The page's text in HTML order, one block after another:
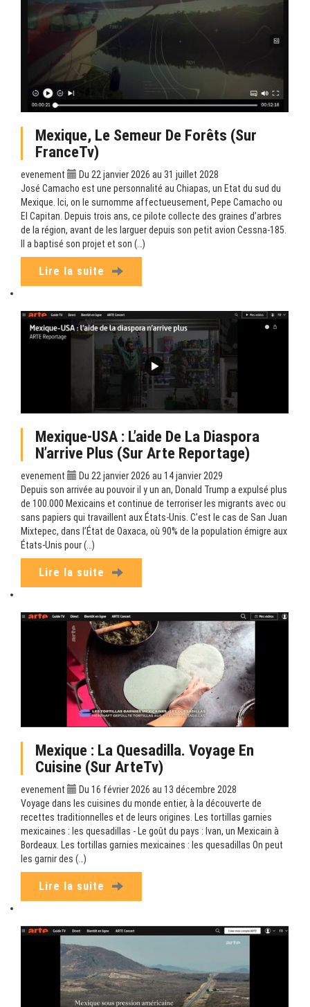
Mexique, Le Semeur De Forêts (sur
FranceTv)
evenement
Du 22 janvier 2026 au 31 juillet 2028
José Camacho est une personnalité au Chiapas, un Etat du sud du
Mexique. Ici, on le surnomme affectueusement, Pepe Camacho ou
El Capitan. Depuis trois ans, ce pilote collecte des graines d’arbres
de la région, avant de les larguer depuis son petit avion Cessna-185.
Il a baptisé son projet et son (…)
Lire la suite
Mexique-USA : L’aide De La Diaspora
N’arrive Plus (sur Arte Reportage)
evenement
Du 22 janvier 2026 au 14 janvier 2029
Depuis son arrivée au pouvoir il y un an, Donald Trump a expulsé plus
de 100.000 Mexicains et continue de terroriser les migrants avec ou
sans papiers qui travaillent aux États-Unis. C’est le cas de San Juan
Mixtepec, dans l’État de Oaxaca, où 90% de la population émigre aux
États-Unis pour (…)
Lire la suite
Mexique : La Quesadilla. Voyage En
Cuisine (sur ArteTv)
evenement
Du 16 février 2026 au 13 décembre 2028
Voyage dans les cuisines du monde entier, à la découverte de
recettes traditionnelles et de leurs origines. Les tortillas garnies
mexicaines : les quesadillas - Le goût du pays : Ivan, un Mexicain à
Bordeaux. Les tortillas garnies mexicaines : les quesadillas On peut
les garnir des (…)
Lire la suite